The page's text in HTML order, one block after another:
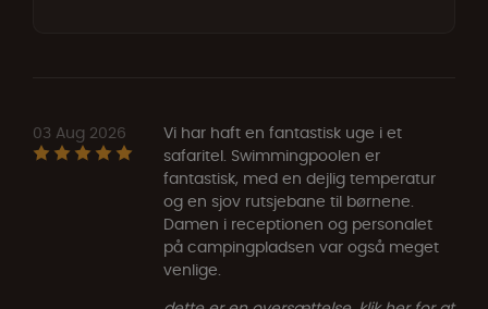
03 Aug 2026
Vi har haft en fantastisk uge i et
safaritel. Swimmingpoolen er
fantastisk, med en dejlig temperatur
og en sjov rutsjebane til børnene.
Damen i receptionen og personalet
på campingpladsen var også meget
venlige.